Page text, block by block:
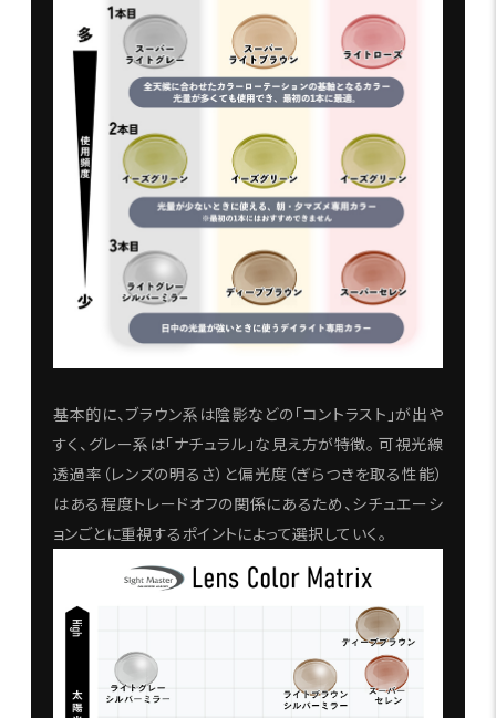
基本的に、ブラウン系は陰影などの「コントラスト」が出や
すく、グレー系は「ナチュラル」な見え方が特徴。 可視光線
透過率（レンズの明るさ）と偏光度（ぎらつきを取る性能）
はある程度トレードオフの関係にあるため、シチュエーシ
ョンごとに重視するポイントによって選択していく。